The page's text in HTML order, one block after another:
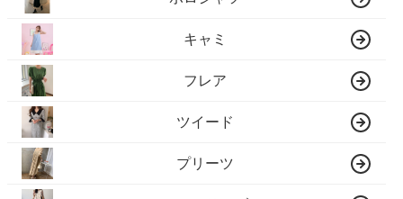
キャミ
フレア
ツイード
プリーツ